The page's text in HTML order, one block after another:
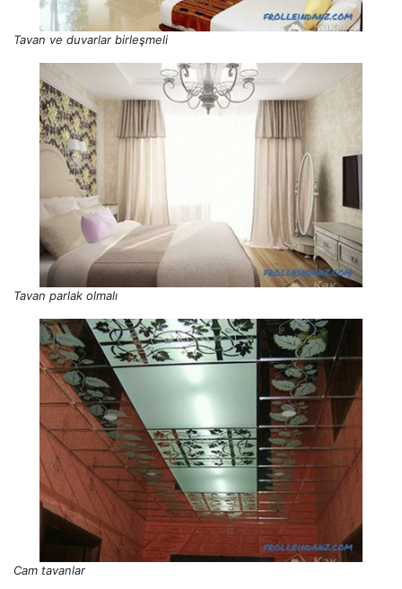
Tavan ve duvarlar birleşmeli
Tavan parlak olmalı
Cam tavanlar